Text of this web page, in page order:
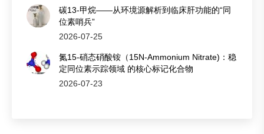
碳13-甲烷——从环境源解析到临床肝功能的“同
位素哨兵”
2026-07-25
氮15-硝态硝酸铵（15N-Ammonium Nitrate)：稳
定同位素示踪领域 的核心标记化合物
2026-07-23